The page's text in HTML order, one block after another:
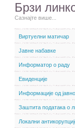
Брзи
Сазнајте више...
Виртуелни матичар
Јавне набавке
Информатор о раду
Евиденције
Информације од
Заштита података о
Локални